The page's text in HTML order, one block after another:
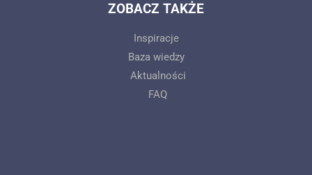
ZOBACZ TAKŻE
Inspiracje
Baza wiedzy
Aktualności
FAQ